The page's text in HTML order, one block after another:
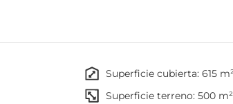
tipo de negocio o comercio, con gran
y todos los barrios que acceden a Carapungo
superficie cubierta: 615
superficie terreno: 500 m²